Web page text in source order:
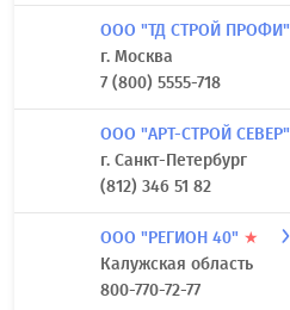
ООО "ТД СТРОЙ ПРОФИ"
г. Москва
7 (800) 5555-718
ООО "АРТ-СТРОЙ СЕВЕР"
г. Санкт-Петербург
(812) 346 51 82
ООО "РЕГИОН 40" ★
Калужская область
800-770-72-77